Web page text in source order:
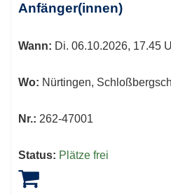
Anfänger(innen)
Wann: Di. 06.10.2026, 17.45
Wo: Nürtingen,
Nr.: 262-47001
Status: Plätze frei